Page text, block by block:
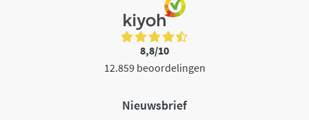
8,8/10
12.859 beoordelingen
Nieuwsbrief